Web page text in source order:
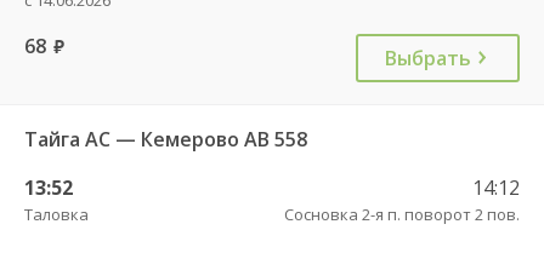
68 руб. Выбрать
Тайга АС — Кемерово АВ 558
13:52
Таловка
14:12
Сосновка 2-я п. поворот 2 пов.